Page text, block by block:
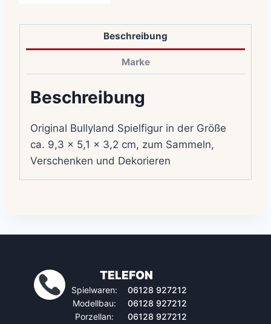
Beschreibung
Marke
Beschreibung
Original Bullyland Spielfigur in der Größe
ca. 9,3 x 5,1 x 3,2 cm, zum Sammeln,
Verschenken und Dekorieren
TELEFON
Spielwaren:
06128 927212
Modellbau:
06128 927212
Porzellan:
06128 927212